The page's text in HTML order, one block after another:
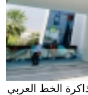
الخط العربي